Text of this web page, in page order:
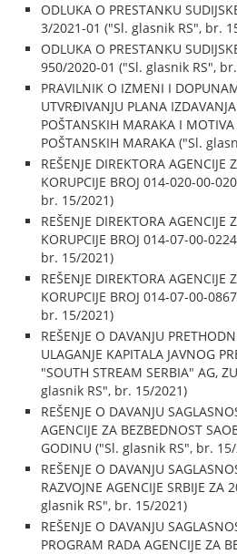
ODLUKA O PRESTANKU
3/2021-01 ("Sl. glasnik RS", br.
ODLUKA O PRESTANKU
950/2020-01 ("Sl. glasnik RS",
PRAVILNIK O IZMENI I
UTVRĐIVANJU PLANA
POŠTANSKIH MARAKA I
POŠTANSKIH MARAKA ("Sl.
REŠENJE DIREKTORA AGENCIJE
KORUPCIJE BROJ 014-020-00-
br. 15/2021)
REŠENJE DIREKTORA AGENCIJE
KORUPCIJE BROJ 014-07-00-
br. 15/2021)
REŠENJE DIREKTORA AGENCIJE
KORUPCIJE BROJ 014-07-00-
br. 15/2021)
REŠENJE O DAVANJU
ULAGANJE KAPITALA JAVNOG
"SOUTH STREAM SERBIA" AG,
glasnik RS", br. 15/2021)
REŠENJE O DAVANJU
AGENCIJE ZA BEZBEDNOST
GODINU ("Sl. glasnik RS", br.
REŠENJE O DAVANJU
RAZVOJNE AGENCIJE SRBIJE
glasnik RS", br. 15/2021)
REŠENJE O DAVANJU
PROGRAM RADA AGENCIJE ZA